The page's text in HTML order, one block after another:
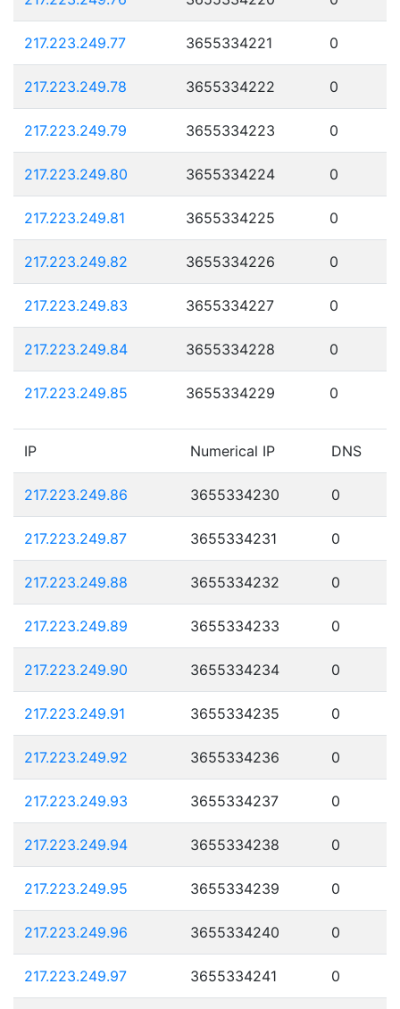
217.223.249.77 3655334221 0
217.223.249.78 3655334222 0
217.223.249.79 3655334223 0
217.223.249.80 3655334224 0
217.223.249.81 3655334225 0
217.223.249.82 3655334226 0
217.223.249.83 3655334227 0
217.223.249.84 3655334228 0
217.223.249.85 3655334229 0
IP Numerical IP DNS
217.223.249.86 3655334230 0
217.223.249.87 3655334231 0
217.223.249.88 3655334232 0
217.223.249.89 3655334233 0
217.223.249.90 3655334234 0
217.223.249.91 3655334235 0
217.223.249.92 3655334236 0
217.223.249.93 3655334237 0
217.223.249.94 3655334238 0
217.223.249.95 3655334239 0
217.223.249.96 3655334240 0
217.223.249.97 3655334241 0